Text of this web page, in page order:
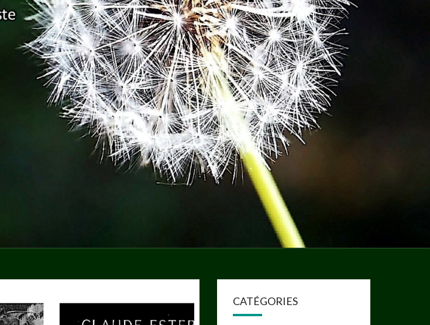
Association
Française
Pour Un
Enseignement
Ambitieux Et
Humaniste
CATÉGORIES